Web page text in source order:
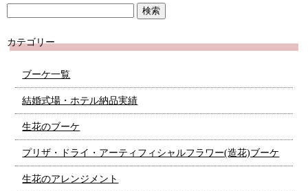
カテゴリー
ブーケ一覧
結婚式場・ホテル納品実績
生花のブーケ
プリザ・ドライ・アーティフィシャルフラワー(造花)ブーケ
生花のアレンジメント